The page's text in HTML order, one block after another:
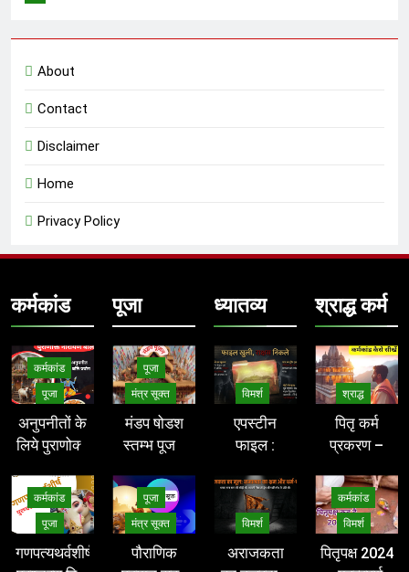
About
Contact
Disclaimer
Home
Privacy Policy
कर्मकांड
कर्मकांड
पूजा
अनुपनीतों के
लिये पुराणोक्त
करने की विधि
– narayan
bali vidhi
कर्मकांड
पूजा
गणपत्यथर्वशीर्ष
पूजा
पूजा
मंत्र सूक्त
मंडप षोडश
स्तम्भ पूजन
(पौराणिक) –
stambh
pujan
mantra
पूजा
मंत्र सूक्त
पौराणिक
ध्यातव्य
विमर्श
एपस्टीन
फाइल :
असुरों का
रक्त-रंजित
षड्यंत्र और
वैश्विक
विमर्श
अराजकता
श्राद्ध कर्म
श्राद्ध
पितृ कर्म
प्रकरण –
कर्मकांड
विमर्श
पितृपक्ष 2024